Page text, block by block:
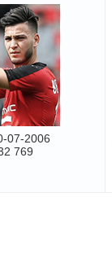
07-2006
769